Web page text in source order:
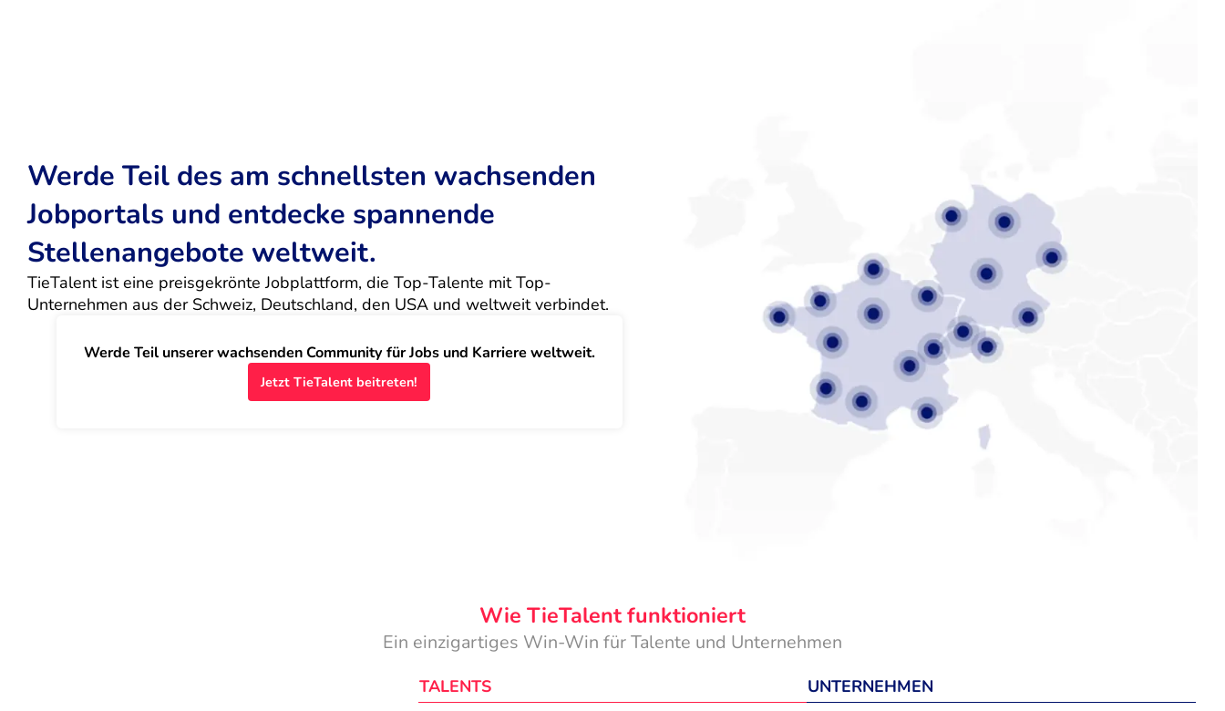
Werde Teil des am schnellsten wachsenden
Jobportals und entdecke spannende
Stellenangebote weltweit.
TieTalent ist eine preisgekrönte Jobplattform, die Top-Talente mit Top-
Unternehmen aus der Schweiz, Deutschland, den USA und weltweit verbindet.
Werde Teil unserer wachsenden Community für Jobs und Karriere weltweit.
Jetzt TieTalent beitreten!
Wie TieTalent funktioniert
Ein einzigartiges Win-Win für Talente und Unternehmen
TALENTS UNTERNEHMEN